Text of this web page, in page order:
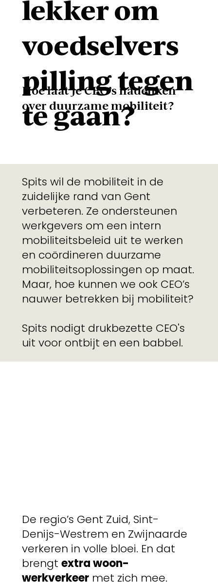
lekker om
voedselvers
pilling tegen
te gaan?
Hoe laat je CEO’s nadenken
over duurzame mobiliteit?
Spits wil de mobiliteit in de
zuidelijke rand van Gent
verbeteren. Ze ondersteunen
werkgevers om een intern
mobiliteitsbeleid uit te werken
en coördineren duurzame
mobiliteitsoplossingen op maat.
Maar, hoe kunnen we ook CEO’s
nauwer betrekken bij mobiliteit?
Spits nodigt drukbezette CEO's
uit voor ontbijt en een babbel.
De regio’s Gent Zuid, Sint-
Denijs-Westrem en Zwijnaarde
verkeren in volle bloei. En dat
brengt extra woon-
werkverkeermet zich mee.